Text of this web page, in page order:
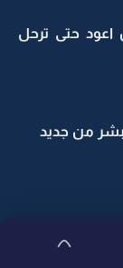
اعود حتى ترحل
من جديد